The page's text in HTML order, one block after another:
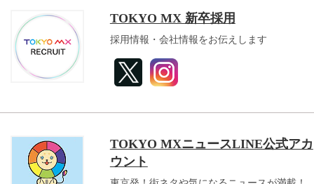
TOKYO MX 新卒採用
採用情報・会社情報をお伝えします
TOKYO MXニュースLINE公式アカ
ウント